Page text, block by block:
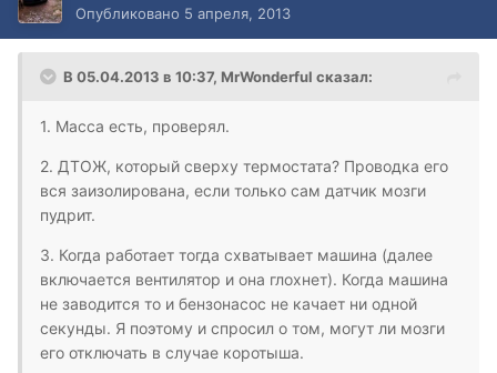
Опубликовано 5 апреля, 2013
В 05.04.2013 в 10:37, MrWonderful сказал:
1. Масса есть, проверял.
2. ДТОЖ, который сверху термостата? Проводка его
вся заизолирована, если только сам датчик мозги
пудрит.
3. Когда работает тогда схватывает машина (далее
включается вентилятор и она глохнет). Когда машина
не заводится то и бензонасос не качает ни одной
секунды. Я поэтому и спросил о том, могут ли мозги
его отключать в случае коротыша.